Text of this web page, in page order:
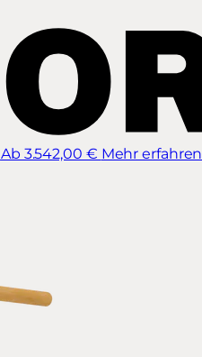
Ab 3.542,00 € Mehr erfahren